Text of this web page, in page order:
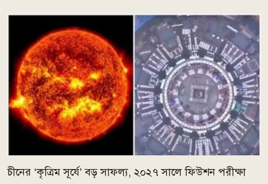
চীনের ‘কৃত্রিম সূর্যে’ বড় সাফল্য, ২০২৭ সালে ফিউশন পরীক্ষা